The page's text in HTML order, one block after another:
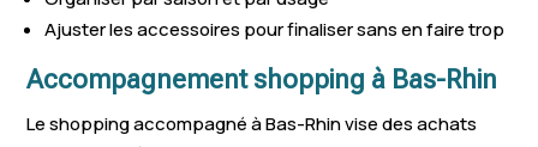
Lutzelhouse
Ernolsheim-Bruche
Herbitzheim
Duppigheim
Sundhouse
Schnersheim
Ajuster les accessoires pour finaliser sans en faire trop
Accompagnement shopping à Bas-Rhin
Le shopping accompagné à Bas-Rhin vise des achats